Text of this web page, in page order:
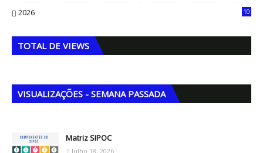
2026
10
TOTAL DE VIEWS
VISUALIZAÇÕES - SEMANA PASSADA
Matriz SIPOC
Julho 18, 2026